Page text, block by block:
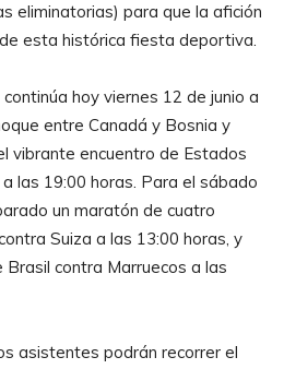
eliminatorias) para que la afición
esta histórica fiesta deportiva.
hoy viernes 12 de junio a
entre Canadá y Bosnia y
vibrante encuentro de Estados
las 19:00 horas. Para el sábado
un maratón de cuatro
Suiza a las 13:00 horas, y
contra Marruecos a las
asistentes podrán recorrer el